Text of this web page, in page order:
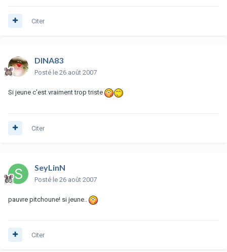
Citer
DINA83
Posté le 26 août 2007
Si jeune c'est vraiment trop triste
Citer
SeyLinN
Posté le 26 août 2007
pauvre pitchoune! si jeune..
Citer